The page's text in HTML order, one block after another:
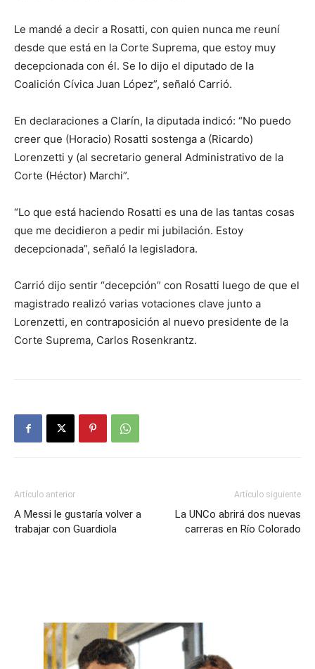
Le mandé a decir a Rosatti, con quien nunca me reuní
desde que está en la Corte Suprema, que estoy muy
decepcionada con él. Se lo dijo el diputado de la
Coalición Cívica Juan López”, señaló Carrió.
En declaraciones a Clarín, la diputada indicó: “No puedo
creer que (Horacio) Rosatti sostenga a (Ricardo)
Lorenzetti y (al secretario general Administrativo de la
Corte (Héctor) Marchi”.
“Lo que está haciendo Rosatti es una de las tantas cosas
que me decidieron a pedir mi jubilación. Estoy
decepcionada”, señaló la legisladora.
Carrió dijo sentir “decepción” con Rosatti luego de que el
magistrado realizó varias votaciones clave junto a
Lorenzetti, en contraposición al nuevo presidente de la
Corte Suprema, Carlos Rosenkrantz.
Artículo anterior
A Messi le gustaría volver a
trabajar con Guardiola
Artículo siguiente
La UNCo abrirá dos nuevas
carreras en Río Colorado